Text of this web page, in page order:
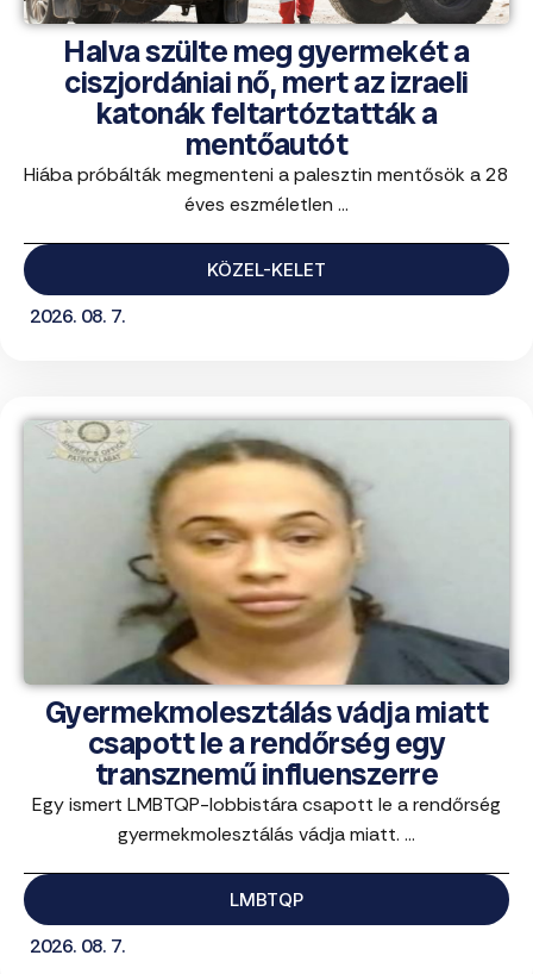
Halva szülte meg gyermekét a
ciszjordániai nő, mert az izraeli
katonák feltartóztatták a
mentőautót
Hiába próbálták megmenteni a palesztin mentősök a 28
éves eszméletlen ...
KÖZEL-KELET
2026. 08. 7.
Gyermekmolesztálás vádja miatt
csapott le a rendőrség egy
transznemű influenszerre
Egy ismert LMBTQP-lobbistára csapott le a rendőrség
gyermekmolesztálás vádja miatt. ...
LMBTQP
2026. 08. 7.